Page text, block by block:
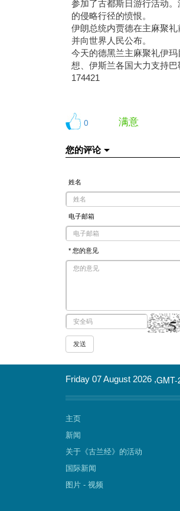
参加了古都斯日游行活动
的侵略行径的愤恨。
伊朗总统内贾德在主麻聚
并向世界人民公布。
今天的德黑兰主麻聚礼伊
想、伊斯兰各国大力支持
174421
0 满意
您的评论
姓名
电子邮箱
* 您的意见
GMT-
Friday 07 August 2026 ,
主页
新闻
关于《古兰经》的活动
国际新闻
图片 - 视频